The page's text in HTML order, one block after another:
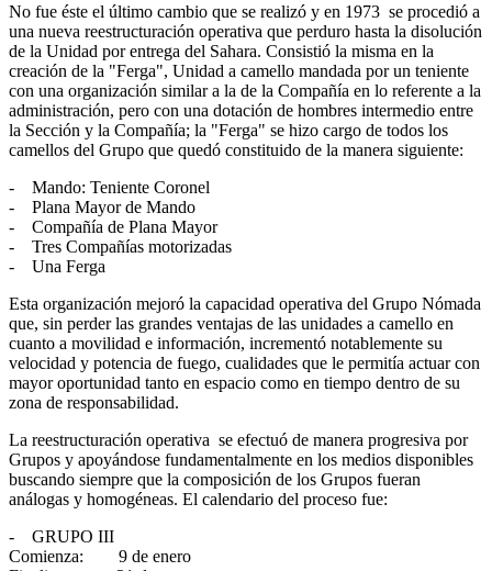
No fue éste el último cambio que se realizó y en 1973 se procedió a
una nueva reestructuración operativa que perduro hasta la disolución
de la Unidad por entrega del Sahara. Consistió la misma en la
creación de la "Ferga", Unidad a camello mandada por un teniente
con una organización similar a la de la Compañía en lo referente a la
administración, pero con una dotación de hombres intermedio entre
la Sección y la Compañía; la "Ferga" se hizo cargo de todos los
camellos del Grupo que quedó constituido de la manera siguiente:
- Mando: Teniente Coronel
- Plana Mayor de Mando
- Compañía de Plana Mayor
- Tres Compañías motorizadas
- Una Ferga
Esta organización mejoró la capacidad operativa del Grupo Nómada
que, sin perder las grandes ventajas de las unidades a camello en
cuanto a movilidad e información, incrementó notablemente su
velocidad y potencia de fuego, cualidades que le permitía actuar con
mayor oportunidad tanto en espacio como en tiempo dentro de su
zona de responsabilidad.
La reestructuración operativa se efectuó de manera progresiva por
Grupos y apoyándose fundamentalmente en los medios disponibles
buscando siempre que la composición de los Grupos fueran
análogas y homogéneas. El calendario del proceso fue:
- GRUPO III
Comienza: 9 de enero